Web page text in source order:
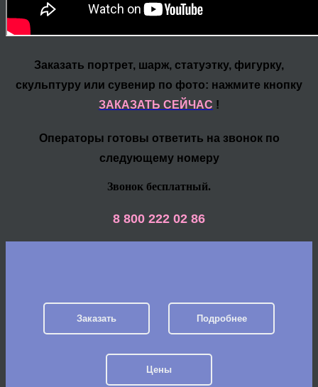
Заказать портрет, шарж, статуэтку, фигурку,
скульптуру или сувенир по фото: нажмите кнопку
ЗАКАЗАТЬ СЕЙЧАС !
Операторы готовы ответить на звонок по
следующему номеру
Звонок бесплатный.
8 800 222 02 86
Заказать Подробнее
Цены